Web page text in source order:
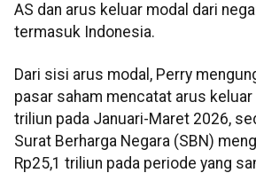
AS dan arus keluar modal dari
termasuk Indonesia.
Dari sisi arus modal, Perry
pasar saham mencatat arus keluar
triliun pada Januari-Maret 2026,
Surat Berharga Negara (SBN)
Rp25,1 triliun pada periode yang